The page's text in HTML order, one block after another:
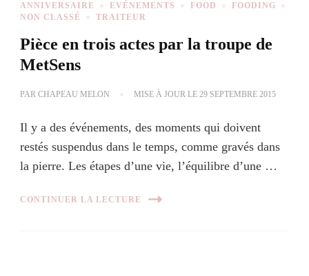
ANNIVERSAIRE EVÉNEMENTS FOOD
FOODING
NON CLASSÉ
TRAITEUR
Pièce en trois actes par la troupe de
MetSens
PAR CHAPEAU MELON MISE À JOUR LE 29 SEPTEMBRE 2015
Il y a des événements, des moments qui doivent
restés suspendus dans le temps, comme gravés dans
la pierre. Les étapes d’une vie, l’équilibre d’une …
CONTINUER LA LECTURE